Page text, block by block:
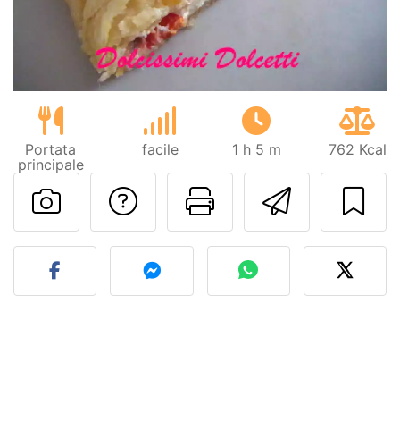
Portata
principale
facile 1 h 5 m 762 Kcal
Invia
Stampa la
Contatta l'autore
Pubblica la foto di